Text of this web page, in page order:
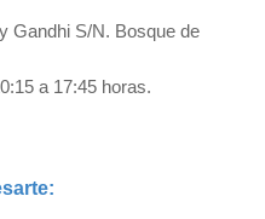
Gandhi S/N. Bosque de
a 17:45 horas.